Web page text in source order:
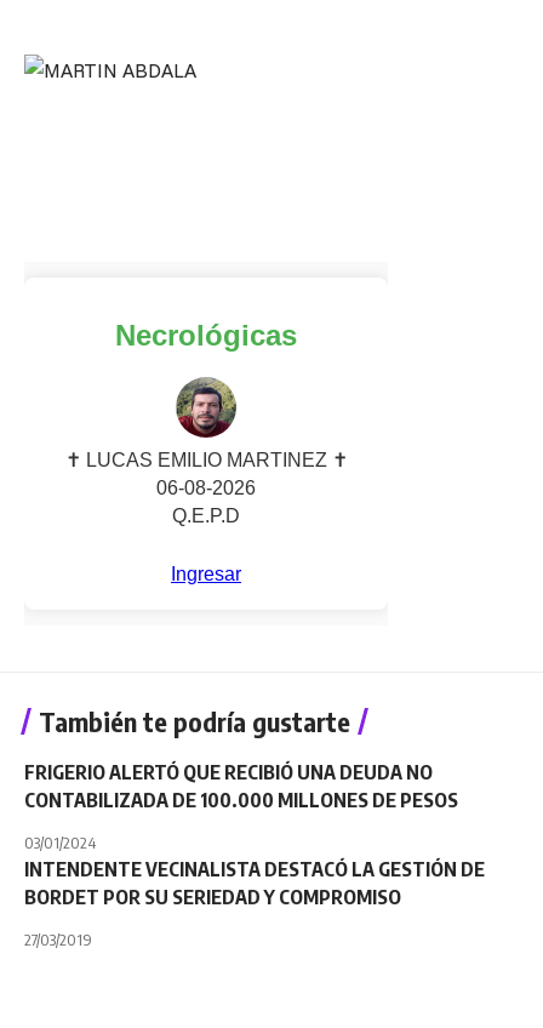
También te podría gustarte
FRIGERIO ALERTÓ QUE RECIBIÓ UNA DEUDA NO
CONTABILIZADA DE 100.000 MILLONES DE PESOS
03/01/2024
INTENDENTE VECINALISTA DESTACÓ LA GESTIÓN DE
BORDET POR SU SERIEDAD Y COMPROMISO
27/03/2019